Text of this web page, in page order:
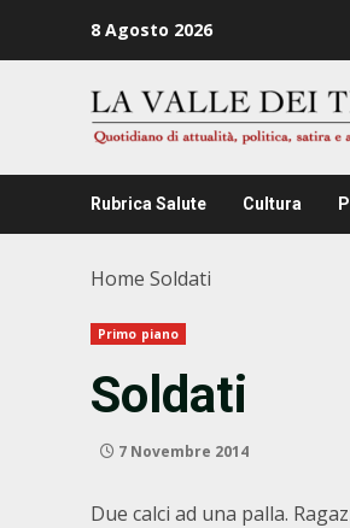
8 Agosto 2026
Rubrica Salute Cultura
Home Soldati
Primo piano
Soldati
7 Novembre 2014
Due calci ad una palla.